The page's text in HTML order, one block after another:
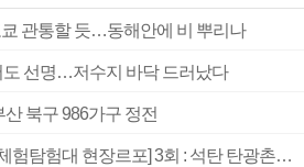
관통할 듯…동해안에 비 뿌리나
도 선명…저수지 바닥 드러났다
북구 986가구 정전
[2026 부산청소년극지체험탐험대 현장르포] 3회 : 석탄 탄광촌에서 북극 연구의 중심지로